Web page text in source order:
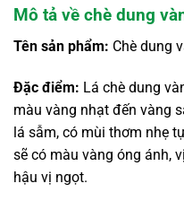
Mô tả về chè dung
Tên sản phẩm: Chè dung
Đặc điểm: Lá chè dung
màu vàng nhạt đến vàng
lá sẫm, có mùi thơm nhẹ
sẽ có màu vàng óng ánh,
hậu vị ngọt.